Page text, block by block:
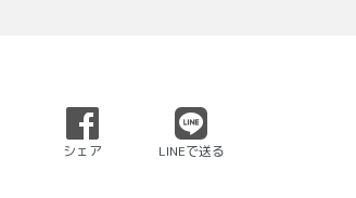
シェア LINEで送る